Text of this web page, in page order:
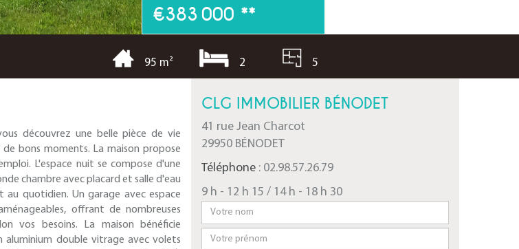
€383 000 **
95 m² 2 5
découvrez une belle pièce de vie
bons moments. La maison propose
L'espace nuit se compose d'une
chambre avec placard et salle d'eau
quotidien. Un garage avec espace
offrant de nombreuses
vos besoins. La maison bénéficie
aluminium double vitrage avec volets
CLG IMMOBILIER BÉNODET
41 rue Jean Charcot
29950 BÉNODET
Téléphone : 02.98.57.26.79
9 h - 12 h 15 / 14 h - 18 h 30